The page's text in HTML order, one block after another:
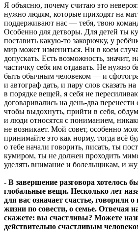
Я объясню, почему считаю это
нужно людям, которые приходят на
поддерживают нас — тебя, твою
Особенно для детворы. Для детей ты
поставить какую-то закорючку, у
мир может измениться. Ни в коем
допускать. Есть возможность, значит,
частичку себя им отдавать. Не нужно
быть обычным человеком — и
и автограф дать, и пару слов сказать
в порядке вещей, я себя не
договаривались на день-два
чтобы выдохнуть, прийти в себя,
и люди относятся с пониманием,
не возникает. Мой совет, особенно
принимайте это как норму, тогда всё
о тебе начали говорить, писать, ты
кумиром, ты не должен проходить
уделять внимание и болельщикам, и
- В завершение разговора хотелось
глобальные вещи. Несколько лет
для вас означает счастье, говорили
жизни по совести, о семье. Отвечая
скажете: вы счастливы? Можете
действительно счастливым